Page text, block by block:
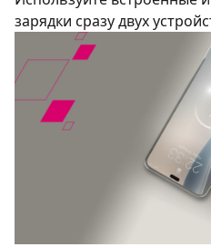
зарядки сразу двух